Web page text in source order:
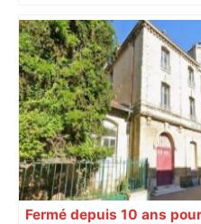
Fermé depuis 10 ans